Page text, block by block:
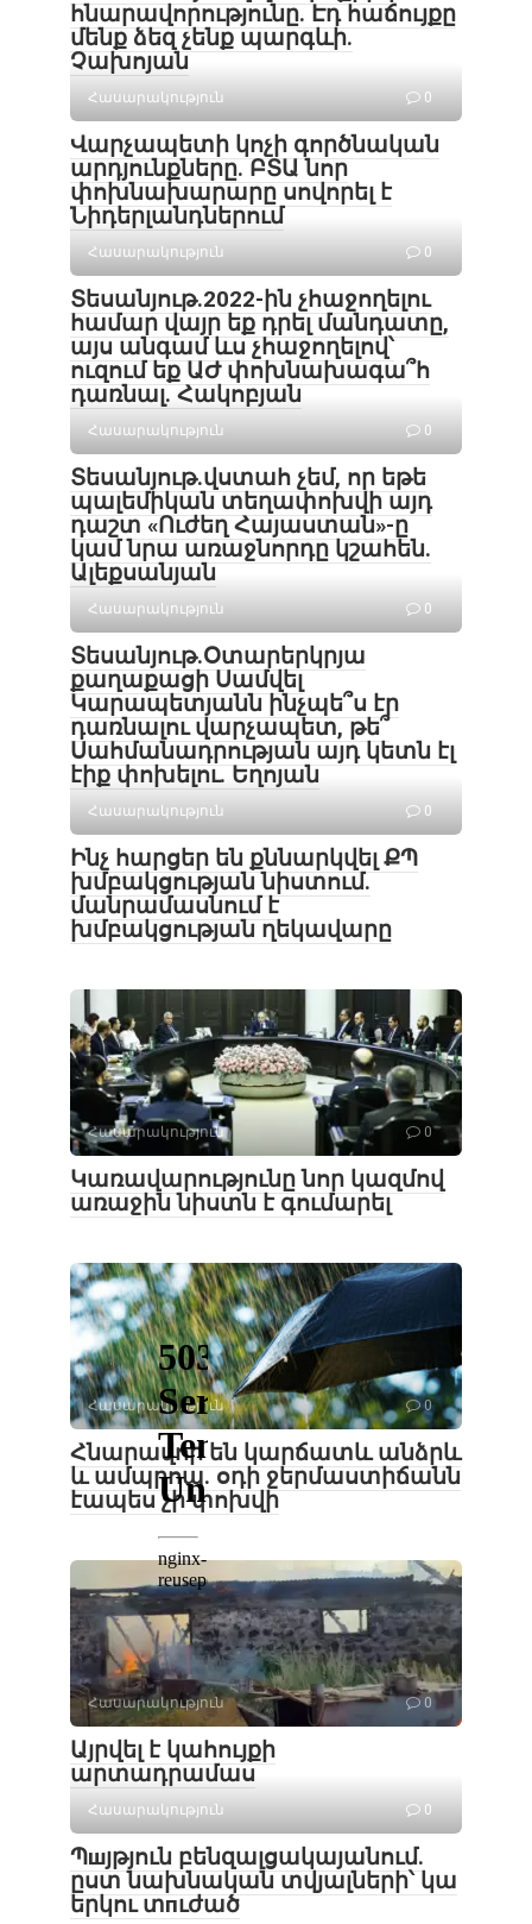
հնարավորությունը. Էդ հաճույքը
մենք ձեզ չենք պարգևի.
Չախոյան
Հասարակություն 0
Վարչապետի կոչի գործնական
արդյունքները. ԲՏԱ նոր
փոխնախարարը սովորել է
Նիդերլանդներում
Հասարակություն 0
Տեսանյութ․2022-ին չհաջողելու
համար վայր եք դրել մանդատը,
այս անգամ ևս չհաջողելով՝
ուզում եք ԱԺ փոխնախագա՞հ
դառնալ. Հակոբյան
Հասարակություն 0
Տեսանյութ․վստահ չեմ, որ եթե
պալեմիկան տեղափոխվի այդ
դաշտ «Ուժեղ Հայաստան»-ը
կամ նրա առաջնորդը կշահեն․
Ալեքսանյան
Հասարակություն 0
Տեսանյութ․Օտարերկրյա
քաղաքացի Սամվել
Կարապետյանն ինչպե՞ս էր
դառնալու վարչապետ, թե՞
Սահմանադրության այդ կետն էլ
էիք փոխելու. Եղոյան
Հասարակություն 0
Ինչ հարցեր են քննարկվել ՔՊ
խմբակցության նիստում․
մանրամասնում է
խմբակցության ղեկավարը
Հասարակություն 0
Կառավարությունը նոր կազմով
առաջին նիստն է գումարել
Հասարակություն 0
Հնարավոր են կարճատև անձրև
և ամպրոպ․ օդի ջերմաստիճանն
էապես չի փոխվի
Հասարակություն 0
Այրվել է կահույքի
արտադրամաս
Հասարակություն 0
Պшյթյուն բենզալցակայանում.
ըստ նախնական տվյալների՝ կա
երկու տпւժած